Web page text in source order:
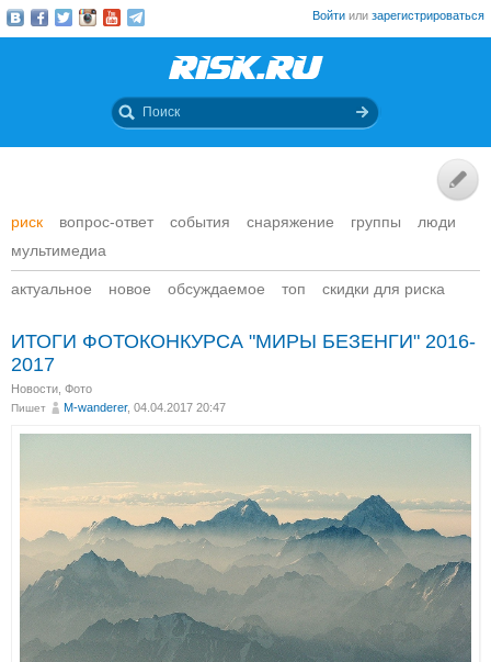
Войти или зарегистрироваться
риск вопрос-ответ события снаряжение группы
люди
мультимедиа
актуальное новое обсуждаемое топ скидки для риска
ИТОГИ ФОТОКОНКУРСА "МИРЫ БЕЗЕНГИ" 2016-
2017
Новости Фото
Пишет M-wanderer, 04.04.2017 20:47